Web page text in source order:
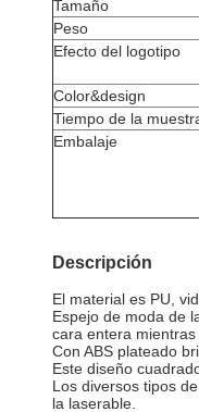
Tamaño
Peso
Efecto del logotipo
Color&design
Tiempo de la
Embalaje
Descripción
El material es PU,
Espejo de moda de
cara entera
Con ABS plateado
Este diseño
Los diversos tipos
la laserable.